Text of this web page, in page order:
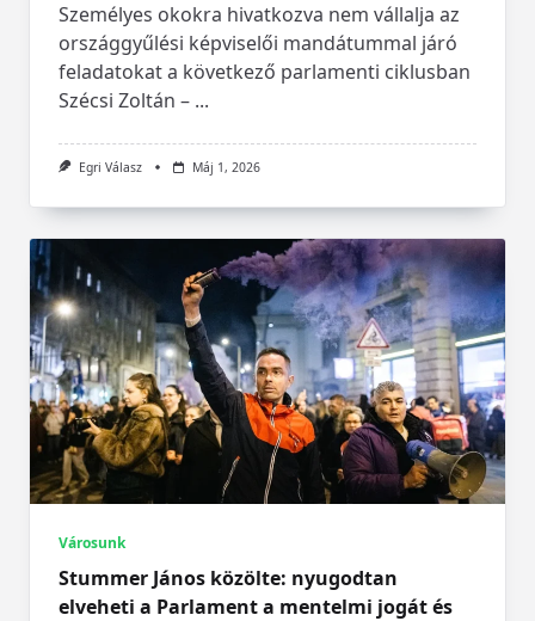
Személyes okokra hivatkozva nem vállalja az
országgyűlési képviselői mandátummal járó
feladatokat a következő parlamenti ciklusban
Szécsi Zoltán – ...
Egri Válasz Máj 1, 2026
Városunk
Stummer János közölte: nyugodtan
elveheti a Parlament a mentelmi jogát és